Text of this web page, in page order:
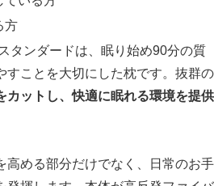
方
タンダードは、眠り始め90分の質
すことを大切にした枕です。抜群の
カットし、快適に眠れる環境を提供
高める部分だけでなく、日常のお手